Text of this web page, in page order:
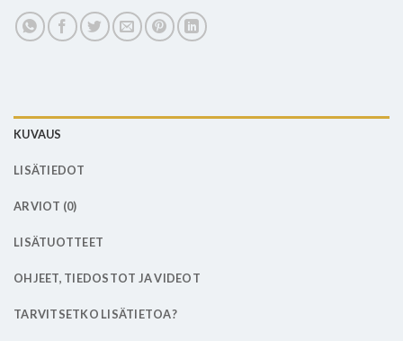
KUVAUS
LISÄTIEDOT
ARVIOT (0)
LISÄTUOTTEET
OHJEET, TIEDOSTOT JA VIDEOT
TARVITSETKO LISÄTIETOA?